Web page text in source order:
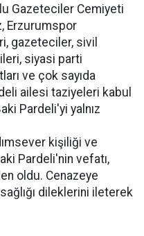
Gazeteciler Cemiyeti
Erzurumspor
gazeteciler, sivil
siyasi parti
ve çok sayıda
ailesi taziyeleri kabul
Pardeli'yi yalnız
kişiliği ve
Pardeli'nin vefatı,
oldu. Cenazeye
dileklerini ileterek